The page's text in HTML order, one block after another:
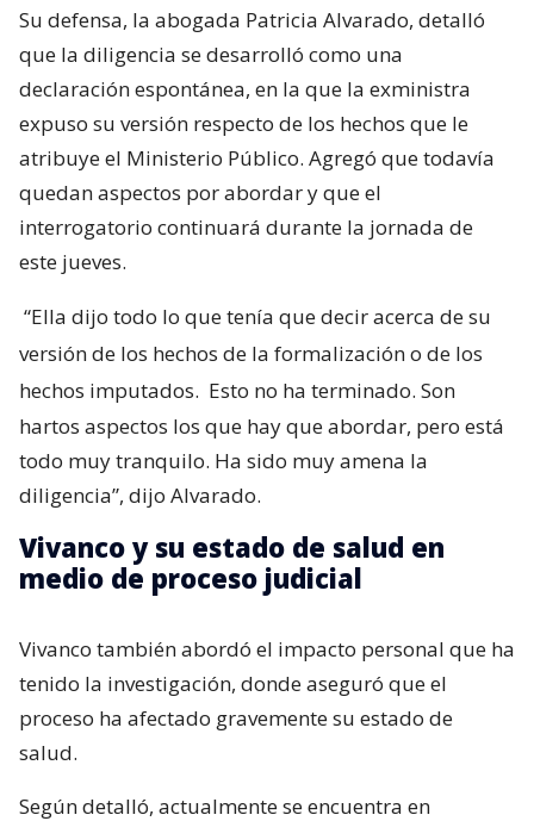
Su defensa, la abogada Patricia Alvarado, detalló
que la diligencia se desarrolló como una
declaración espontánea, en la que la exministra
expuso su versión respecto de los hechos que le
atribuye el Ministerio Público. Agregó que todavía
quedan aspectos por abordar y que el
interrogatorio continuará durante la jornada de
este jueves.
“Ella dijo todo lo que tenía que decir acerca de su
versión de los hechos de la formalización o de los
hechos imputados. Esto no ha terminado. Son
hartos aspectos los que hay que abordar, pero está
todo muy tranquilo. Ha sido muy amena la
diligencia”, dijo Alvarado.
Vivanco y su estado de salud en
medio de proceso judicial
Vivanco también abordó el impacto personal que ha
tenido la investigación, donde aseguró que el
proceso ha afectado gravemente su estado de
salud.
Según detalló, actualmente se encuentra en